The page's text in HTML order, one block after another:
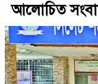
আলোচিত